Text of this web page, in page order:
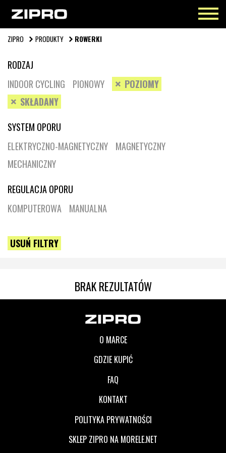
ZIPRO PRODUKTY ROWERKI
RODZAJ
INDOOR CYCLING
PIONOWY
POZIOMY
SKŁADANY
SYSTEM OPORU
ELEKTRYCZNO-MAGNETYCZNY
MAGNETYCZNY
MECHANICZNY
REGULACJA OPORU
KOMPUTEROWA
MANUALNA
USUŃ FILTRY
BRAK REZULTATÓW
O MARCE
GDZIE KUPIĆ
FAQ
KONTAKT
POLITYKA PRYWATNOŚCI
SKLEP ZIPRO NA MORELE.NET